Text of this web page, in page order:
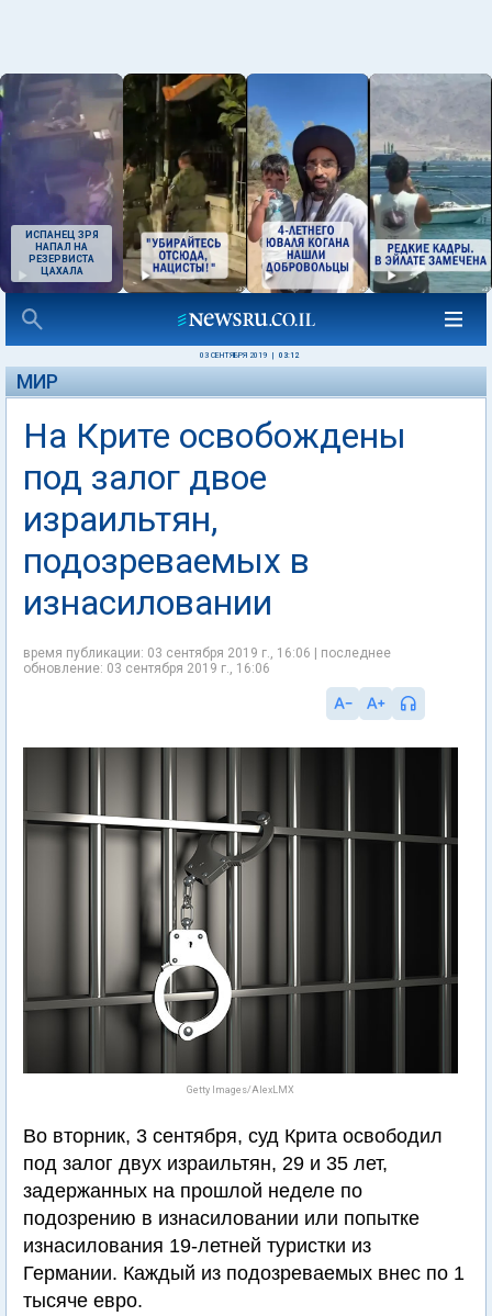
ИСПАНЕЦ ЗРЯ
НАПАЛ НА
РЕЗЕРВИСТА
ЦАХАЛА
03 СЕНТЯБРЯ 2019 03:12
МИР
На Крите освобождены
под залог двое
израильтян,
подозреваемых в
изнасиловании
время публикации: 03 сентября 2019 г., 16:06 | последнее
обновление: 03 сентября 2019 г., 16:06
Getty Images/AlexLMX
Во вторник, 3 сентября, суд Крита освободил
под залог двух израильтян, 29 и 35 лет,
задержанных на прошлой неделе по
подозрению в изнасиловании или попытке
изнасилования 19-летней туристки из
Германии. Каждый из подозреваемых внес по 1
тысяче евро.